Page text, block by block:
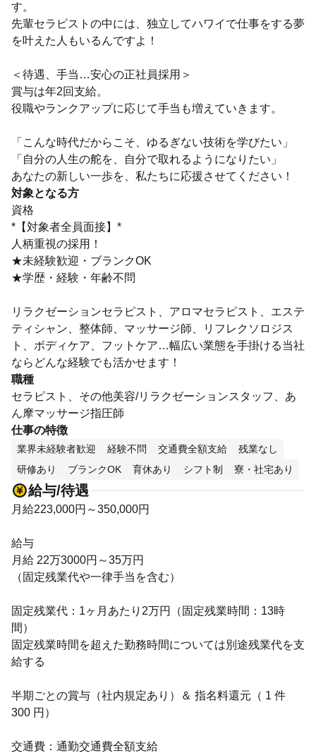
す。
先輩セラピストの中には、独立してハワイで仕事をする夢
を叶えた人もいるんですよ！
＜待遇、手当…安心の正社員採用＞
賞与は年2回支給。
役職やランクアップに応じて手当も増えていきます。
「こんな時代だからこそ、ゆるぎない技術を学びたい」
「自分の人生の舵を、自分で取れるようになりたい」
あなたの新しい一歩を、私たちに応援させてください！
対象となる方
資格
*【対象者全員面接】*
人柄重視の採用！
★未経験歓迎・ブランクOK
★学歴・経験・年齢不問
リラクゼーションセラピスト、アロマセラピスト、エステ
ティシャン、整体師、マッサージ師、リフレクソロジス
ト、ボディケア、フットケア…幅広い業態を手掛ける当社
ならどんな経験でも活かせます！
職種
セラピスト、その他美容/リラクゼーションスタッフ、あ
ん摩マッサージ指圧師
仕事の特徴
業界未経験者歓迎 経験不問 交通費全額支給
残業なし
研修あり
ブランクOK 育休あり シフト制 寮・社宅あり
給与/待遇
月給223,000円～350,000円
給与
月給 22万3000円～35万円
（固定残業代や一律手当を含む）
固定残業代：1ヶ月あたり2万円（固定残業時間：13時
間）
固定残業時間を超えた勤務時間については別途残業代を支
給する
半期ごとの賞与（社内規定あり）＆ 指名料還元（ 1 件
300 円）
交通費：通勤交通費全額支給